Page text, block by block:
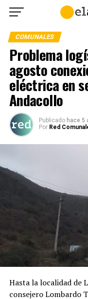
COMUNALES
Problema
agosto
eléctrica en
Andacollo
Publicado hace 5
Por Red
Hasta la localidad de
consejero Lombardo